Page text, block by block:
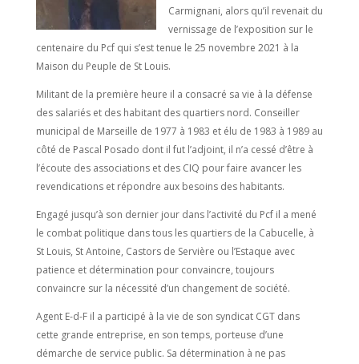
Carmignani, alors qu’il revenait du
vernissage de l’exposition sur le
centenaire du Pcf qui s’est tenue le 25 novembre 2021 à la
Maison du Peuple de St Louis.
Militant de la première heure il a consacré sa vie à la défense
des salariés et des habitant des quartiers nord. Conseiller
municipal de Marseille de 1977 à 1983 et élu de 1983 à 1989 au
côté de Pascal Posado dont il fut l’adjoint, il n’a cessé d’être à
l’écoute des associations et des CIQ pour faire avancer les
revendications et répondre aux besoins des habitants.
Engagé jusqu’à son dernier jour dans l’activité du Pcf il a mené
le combat politique dans tous les quartiers de la Cabucelle, à
St Louis, St Antoine, Castors de Servière ou l’Estaque avec
patience et détermination pour convaincre, toujours
convaincre sur la nécessité d’un changement de société.
Agent E-d-F il a participé à la vie de son syndicat CGT dans
cette grande entreprise, en son temps, porteuse d’une
démarche de service public. Sa détermination à ne pas